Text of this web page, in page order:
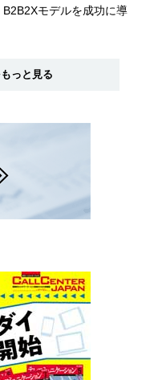
モデルを成功に導
っと見る